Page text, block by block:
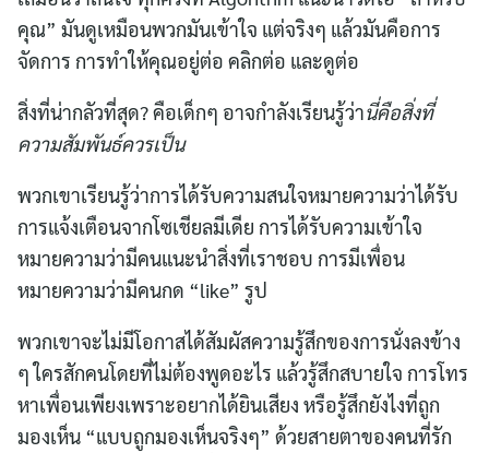
คุณ” มันดูเหมือนพวกมันเข้าใจ แต่จริงๆ แล้วมันคือการ
จัดการ การทำให้คุณอยู่ต่อ คลิกต่อ และดูต่อ
สิ่งที่น่ากลัวที่สุด? คือเด็กๆ อาจกำลังเรียนรู้ว่านี่คือสิ่งที่
ความสัมพันธ์ควรเป็น
พวกเขาเรียนรู้ว่าการได้รับความสนใจหมายความว่าได้รับ
การแจ้งเตือนจากโซเชียลมีเดีย การได้รับความเข้าใจ
หมายความว่ามีคนแนะนำสิ่งที่เราชอบ การมีเพื่อน
หมายความว่ามีคนกด “like” รูป
พวกเขาจะไม่มีโอกาสได้สัมผัสความรู้สึกของการนั่งลงข้าง
ๆ ใครสักคนโดยที่ไม่ต้องพูดอะไร แล้วรู้สึกสบายใจ การโทร
หาเพื่อนเพียงเพราะอยากได้ยินเสียง หรือรู้สึกยังไงที่ถูก
มองเห็น “แบบถูกมองเห็นจริงๆ”​ ด้วยสายตาของคนที่รัก